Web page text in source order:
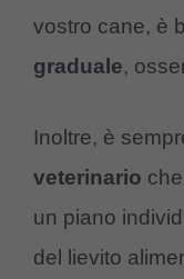
vostro cane, è
graduale,
Inoltre, è
veterinario
un piano
del lievito